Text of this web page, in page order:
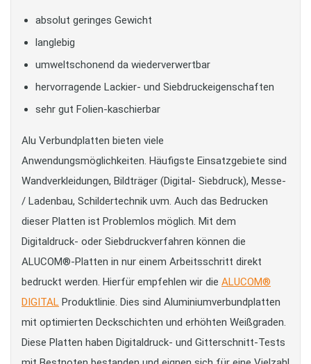
absolut geringes Gewicht
langlebig
umweltschonend da wiederverwertbar
hervorragende Lackier- und Siebdruckeigenschaften
sehr gut Folien-kaschierbar
Alu Verbundplatten bieten viele
Anwendungsmöglichkeiten. Häufigste Einsatzgebiete sind
Wandverkleidungen, Bildträger (Digital- Siebdruck), Messe-
/ Ladenbau, Schildertechnik uvm. Auch das Bedrucken
dieser Platten ist Problemlos möglich. Mit dem
Digitaldruck- oder Siebdruckverfahren können die
ALUCOM®-Platten in nur einem Arbeitsschritt direkt
bedruckt werden. Hierfür empfehlen wir die ALUCOM®
DIGITAL Produktlinie. Dies sind Aluminiumverbundplatten
mit optimierten Deckschichten und erhöhten Weißgraden.
Diese Platten haben Digitaldruck- und Gitterschnitt-Tests